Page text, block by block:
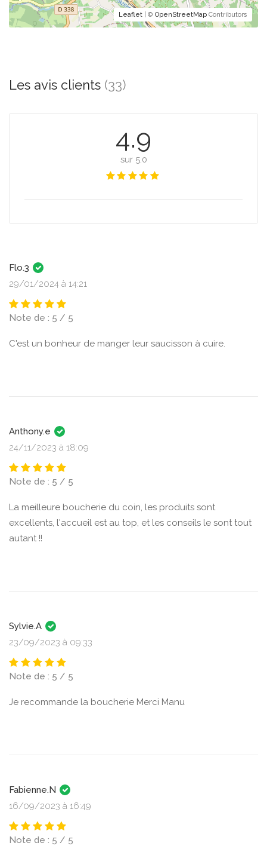
Leaflet | © OpenStreetMap Contributors
Les avis clients (33)
4.9
sur 5.0
Flo.3
29/01/2024 à 14:21
Note de : 5 / 5
C'est un bonheur de manger leur saucisson à cuire.
Anthony.e
24/11/2023 à 18:09
Note de : 5 / 5
La meilleure boucherie du coin, les produits sont
excellents, l'accueil est au top, et les conseils le sont tout
autant !!
Sylvie.A
23/09/2023 à 09:33
Note de : 5 / 5
Je recommande la boucherie Merci Manu
Fabienne.N
16/09/2023 à 16:49
Note de : 5 / 5